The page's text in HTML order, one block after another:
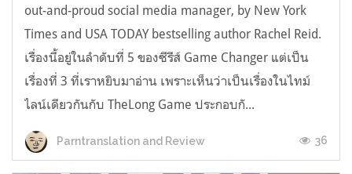
out-and-proud social media manager, by New York
Times and USA TODAY bestselling author Rachel Reid.
เรื่องนี้อยู่ในลำดับที่ 5 ของซีรีส์ Game Changer แต่เป็น
เรื่องที่ 3 ที่เราหยิบมาอ่าน เพราะเห็นว่าเป็นเรื่องในไทม์
ไลน์เดียวกันกับ TheLong Game ประกอบกั...
Parntranslation and Review 36